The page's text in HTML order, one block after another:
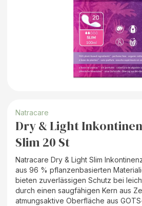
Natracare
Dry & Light
Slim 20 St
Natracare Dry & Light Slim
aus 96 % pflanzenbasierten
bieten zuverlässigen Schutz bei
durch einen saugfähigen Kern aus
atmungsaktive Oberfläche aus